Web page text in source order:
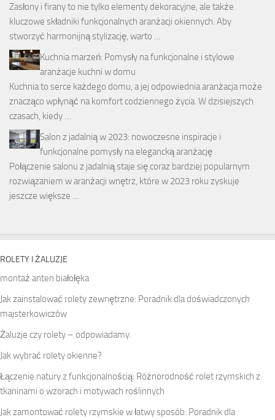
Zasłony i firany to nie tylko elementy dekoracyjne, ale także
kluczowe składniki funkcjonalnych aranżacji okiennych. Aby
stworzyć harmonijną stylizację, warto …
Kuchnia marzeń: Pomysły na funkcjonalne i stylowe
aranżacje kuchni w domu
Kuchnia to serce każdego domu, a jej odpowiednia aranżacja może
znacząco wpłynąć na komfort codziennego życia. W dzisiejszych
czasach, kiedy …
Salon z jadalnią w 2023: nowoczesne inspiracje i
funkcjonalne pomysły na elegancką aranżację
Połączenie salonu z jadalnią staje się coraz bardziej popularnym
rozwiązaniem w aranżacji wnętrz, które w 2023 roku zyskuje
jeszcze większe …
ROLETY I ŻALUZJE
montaż anten białołęka
Jak zainstalować rolety zewnętrzne: Poradnik dla doświadczonych
majsterkowiczów
Żaluzje czy rolety – odpowiadamy.
Jak wybrać rolety okienne?
Łączenie natury z funkcjonalnością: Różnorodność rolet rzymskich z
tkaninami o wzorach i motywach roślinnych
Jak zamontować rolety rzymskie w łatwy sposób: Poradnik dla